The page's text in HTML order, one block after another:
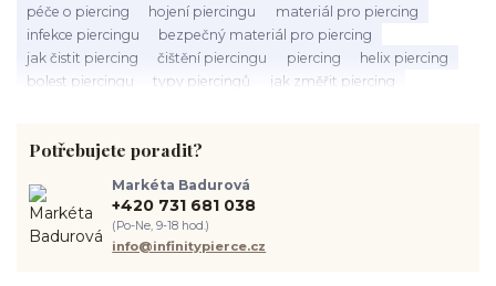
péče o piercing hojení piercingu
materiál pro piercing
infekce piercingu
bezpečný materiál pro piercing
jak čistit piercing
čištění piercingu piercing
helix piercing
bolest piercingu
typy piercingů
jak změřit piercing
hygiena piercingu
tipy pro piercing
piercing ucha
chirurgická ocel 316L
spravná velikost piercingu
jak pečovat o piercing
medusa piercing
Potřebujete poradit?
Markéta Badurová
+420 731 681 038
(Po-Ne, 9-18 hod.)
info@infinitypierce.cz